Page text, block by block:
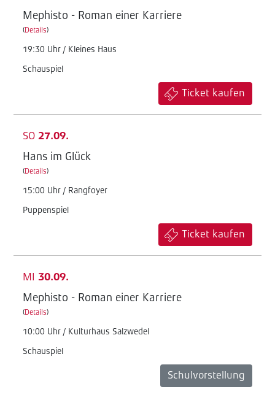
Mephisto - Roman einer Karriere
(Details)
19:30 Uhr / Kleines Haus
Schauspiel
Ticket kaufen
SO 27.09.
Hans im Glück
(Details)
15:00 Uhr / Rangfoyer
Puppenspiel
Ticket kaufen
MI 30.09.
Mephisto - Roman einer Karriere
(Details)
10:00 Uhr / Kulturhaus Salzwedel
Schauspiel
Schulvorstellung